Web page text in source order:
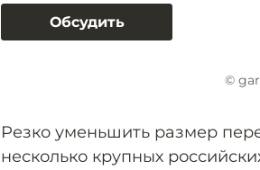
Обсудить
©
Резко уменьшить размер
несколько крупных